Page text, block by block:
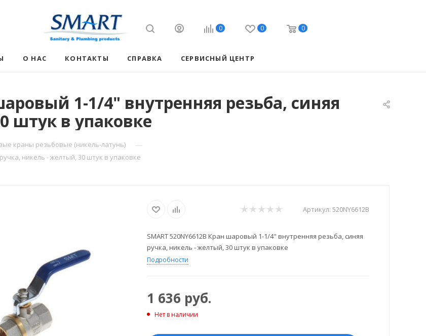
0 0 0
О НАС КОНТАКТЫ СПРАВКА СЕРВИСНЫЙ ЦЕНТР
1-1/4" внутренняя резьба, синяя
штук в упаковке
краны резьбовые (никель-латунь) —
никель - желтый, 30 штук в упаковке
Артикул: 520NY6612B
SMART 520NY6612B Кран шаровый 1-1/4" внутренняя резьба, синяя
ручка, никель - желтый, 30 штук в упаковке
Подробности
1 636 руб.
Нет в наличии